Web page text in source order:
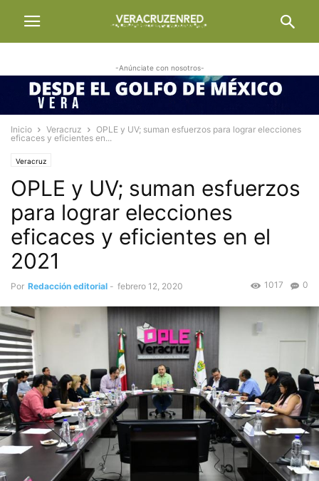
-Anúnciate con nosotros-
Inicio Veracruz
OPLE y UV; suman esfuerzos para lograr elecciones
eficaces y eficientes en...
Veracruz
OPLE y UV; suman esfuerzos
para lograr elecciones
eficaces y eficientes en el
2021
Por Redacción editorial - febrero 12, 2020 0
1017